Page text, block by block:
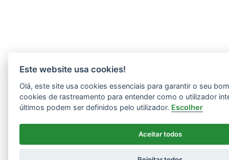
Este website usa cookies!
Olá, este site usa cookies essenciais para garantir o seu
cookies de rastreamento para entender como o utilizador
últimos podem ser definidos pelo utilizador. Escolher
Aceitar todos